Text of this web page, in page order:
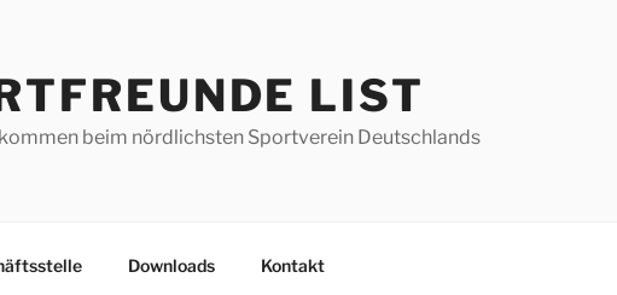
LIST
beim nördlichsten Sportverein Deutschlands
Downloads Kontakt